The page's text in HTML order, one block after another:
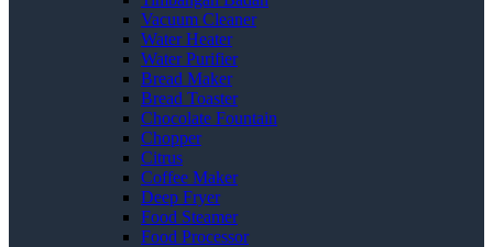
Vacuum Cleaner
Water Heater
Water Purifier
Bread Maker
Bread Toaster
Chocolate Fountain
Chopper
Citrus
Coffee Maker
Deep Fryer
Food Steamer
Food Processor